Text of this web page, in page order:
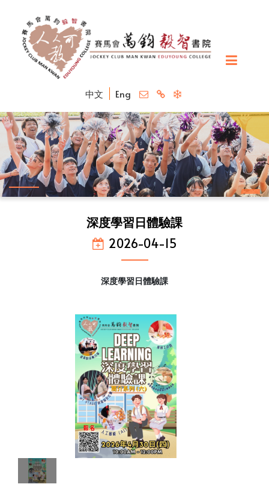
中文 Eng
深度學習日體驗課
2026-04-15
深度學習日體驗課